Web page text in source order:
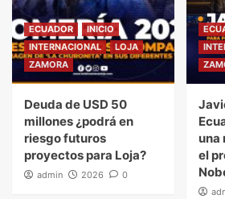
ECUADOR
INICIO
INTERNACIONAL
LOJA
ZAMORA
Deuda de USD 50
millones ¿podrá en
riesgo futuros
proyectos para Loja?
admin 2026 0
una
el